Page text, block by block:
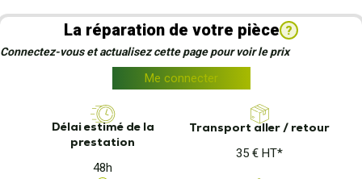
La réparation de votre pièce ?
Connectez-vous et actualisez cette page pour voir le prix
Me connecter
Délai estimé de la
prestation
48h
Transport aller / retour
35 € HT*